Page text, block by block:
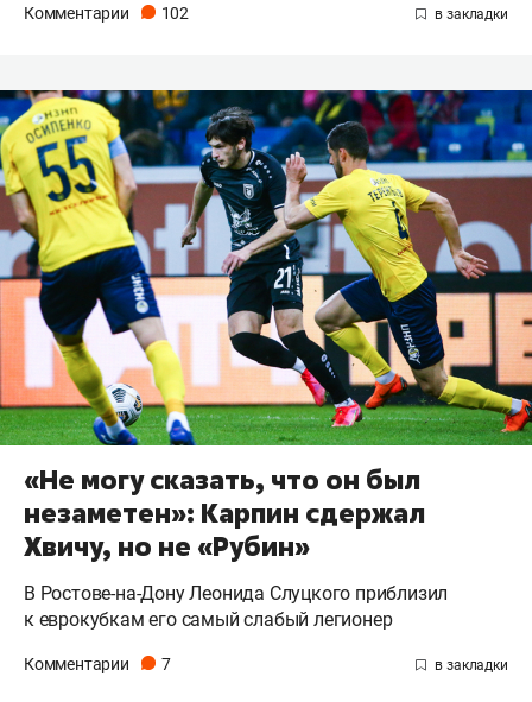
Комментарии 102
«Не могу сказать, что он был
незаметен»: Карпин сдержал
Хвичу, но не «Рубин»
В Ростове-на-Дону Леонида Слуцкого приблизил
к еврокубкам его самый слабый легионер
Комментарии 7